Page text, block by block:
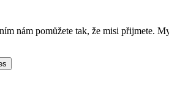
nám pomůžete tak, že misi přijmete.